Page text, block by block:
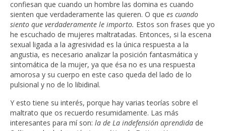
confiesan que cuando un hombre las domina es cuando
sienten que verdaderamente las quieren. O que es cuando
siento que verdaderamente le importo. Estos son frases que yo
he escuchado de mujeres maltratadas. Entonces, si la escena
sexual ligada a la agresividad es la única respuesta a la
angustia, es necesario analizar la posición fantasmática y
sintomática de la mujer, ya que ésa no es una respuesta
amorosa y su cuerpo en este caso queda del lado de lo
pulsional y no de lo libidinal.
Y esto tiene su interés, porque hay varias teorías sobre el
maltrato que os recuerdo resumidamente. Las más
interesantes para mí son: la de La indefensión aprendida de